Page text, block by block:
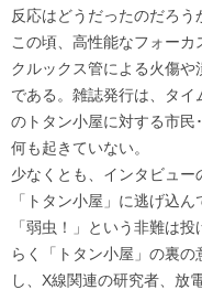
反応はどうだったのだろ
この頃、高性能なフォーカ
クルックス管による火傷
である。雑誌発行は、タ
のトタン小屋に対する市民
何も起きていない。
少なくとも、インタビュー
「トタン小屋」に逃げ込
「弱虫！」という非難は
らく「トタン小屋」の裏
し、X線関連の研究者、放